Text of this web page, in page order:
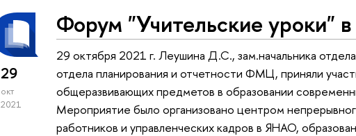
29
окт
2021
Форум "Учительские уроки"
29 октября 2021 г. Леушина Д.С., зам.начальника
отдела планирования и отчетности ФМЦ, приняли
общеразвивающих предметов в образовании
Мероприятие было организовано центром
работников и управленческих кадров в ЯНАО,